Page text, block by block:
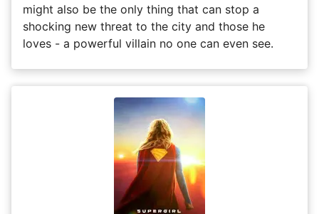
might also be the only thing that can stop a
shocking new threat to the city and those he
loves - a powerful villain no one can even see.